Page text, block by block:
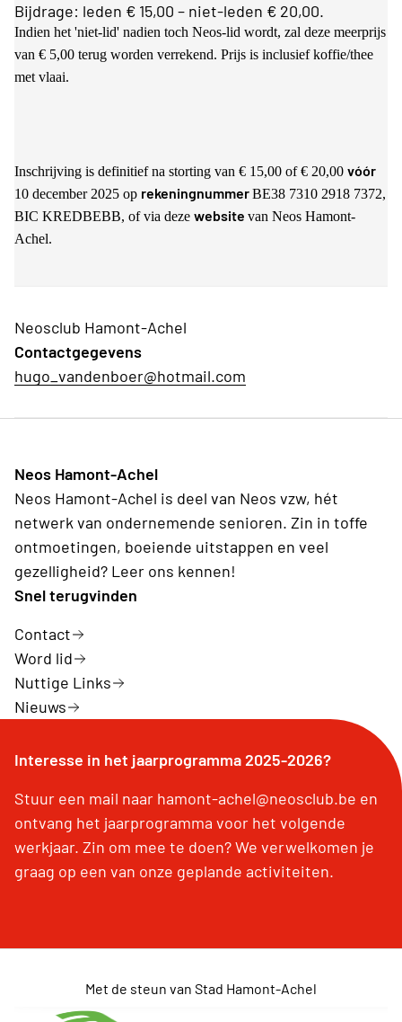
Bijdrage: leden € 15,00 – niet-leden € 20,00.
Indien het 'niet-lid' nadien toch Neos-lid wordt, zal deze meerprijs
van € 5,00 terug worden verrekend. Prijs is inclusief koffie/thee
met vlaai.
Inschrijving is definitief na storting van € 15,00 of € 20,00 vóór
10 december 2025 op rekeningnummerBE38 7310 2918 7372,
BIC KREDBEBB, of via deze website van Neos Hamont-
Achel.
Neosclub Hamont-Achel
Contactgegevens
hugo_vandenboer@hotmail.com
Neos Hamont-Achel
Neos Hamont-Achel is deel van Neos vzw, hét
netwerk van ondernemende senioren. Zin in toffe
ontmoetingen, boeiende uitstappen en veel
gezelligheid? Leer ons kennen!
Snel terugvinden
Contact
Word lid
Nuttige Links
Nieuws
Interesse in het jaarprogramma 2025-2026?
Stuur een mail naar hamont-achel@neosclub.be en
ontvang het jaarprogramma voor het volgende
werkjaar. Zin om mee te doen? We verwelkomen je
graag op een van onze geplande activiteiten.
Met de steun van Stad Hamont-Achel